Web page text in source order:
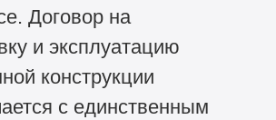
Договор на
и эксплуатацию
конструкции
с единственным